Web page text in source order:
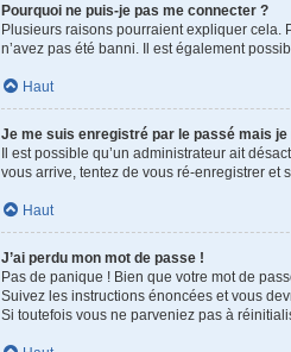
Pourquoi ne puis-je pas me connecter ?
Plusieurs raisons pourraient expliquer cela.
n’avez pas été banni. Il est également
Haut
Je me suis enregistré par le passé mais
Il est possible qu’un administrateur ait
vous arrive, tentez de vous ré-enregistrer et
Haut
J’ai perdu mon mot de passe !
Pas de panique ! Bien que votre mot de
Suivez les instructions énoncées et vous
Si toutefois vous ne parveniez pas à